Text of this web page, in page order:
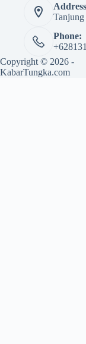
Phone:
Copyright © 2026 -
KabarTungka.com